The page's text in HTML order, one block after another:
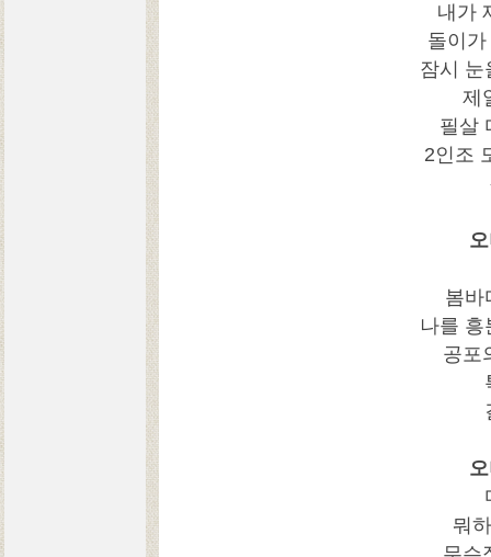
내가
돌이
잠시
제
필살
2인조
봄
나를 흥
공포
뭐